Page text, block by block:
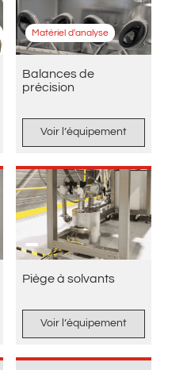
Matériel d'analyse
Balances de
précision
Voir l’équipement
Piège à solvants
Voir l’équipement